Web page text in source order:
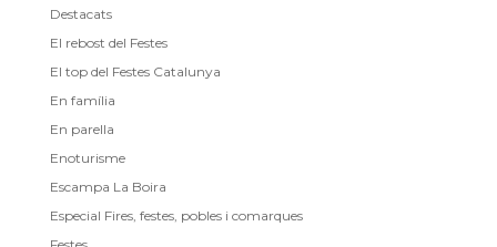
Destacats
El rebost del Festes
El top del Festes Catalunya
En família
En parella
Enoturisme
Escampa La Boira
Especial Fires, festes, pobles i comarques